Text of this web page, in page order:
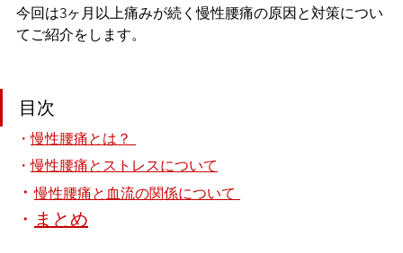
今回は3ヶ月以上痛みが続く慢性腰痛の原因と対策につい
てご紹介をします。
目次
・慢性腰痛とは？
・慢性腰痛とストレスについて
・慢性腰痛と血流の関係について
・ まとめ